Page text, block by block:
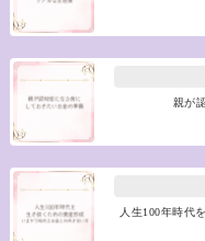
親が
人生100年時代